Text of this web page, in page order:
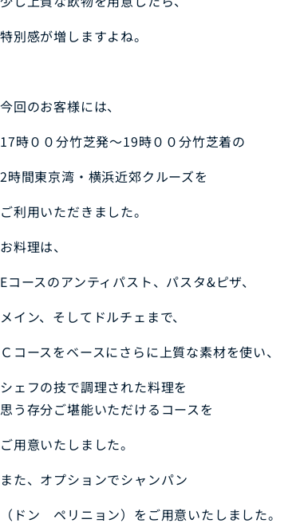
特別感が増しますよね。
今回のお客様には、
17時００分竹芝発～19時００分竹芝着の
2時間東京湾・横浜近郊クルーズを
ご利用いただきました。
お料理は、
Eコースのアンティパスト、パスタ&ピザ、
メイン、そしてドルチェまで、
Ｃコースをベースにさらに上質な素材を使い、
シェフの技で調理された料理を
思う存分ご堪能いただけるコースを
ご用意いたしました。
また、オプションでシャンパン
（ドン ペリニョン）をご用意いたしました。